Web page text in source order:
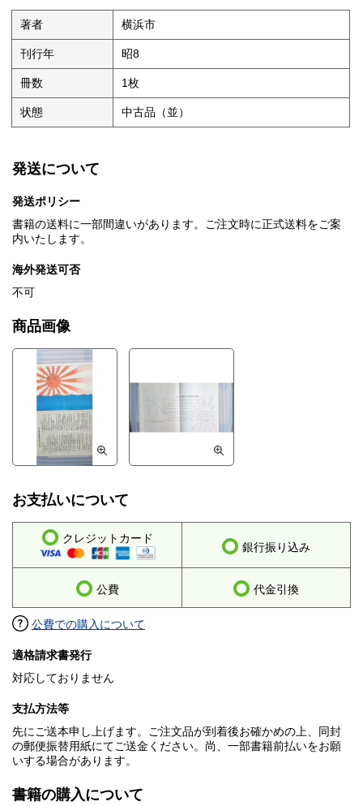
著者 横浜市
刊行年 昭8
冊数 1枚
状態 中古品（並）
発送について
発送ポリシー
書籍の送料に一部間違いがあります。ご注文時に正式送料をご案
内いたします。
海外発送可否
不可
商品画像
お支払いについて
クレジットカード
銀行振り込み
公費 代金引換
公費での購入について
適格請求書発行
対応しておりません
支払方法等
先にご送本申し上げます。ご注文品が到着後お確かめの上、同封
の郵便振替用紙にてご送金ください。尚、一部書籍前払いをお願
いする場合があります。
書籍の購入について